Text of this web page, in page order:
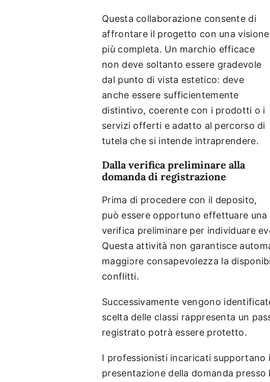
Questa collaborazione consente di
affrontare il progetto con una visione
più completa. Un marchio efficace
non deve soltanto essere gradevole
dal punto di vista estetico: deve
anche essere sufficientemente
distintivo, coerente con i prodotti o i
servizi offerti e adatto al percorso di
tutela che si intende intraprendere.
Dalla verifica preliminare alla
domanda di registrazione
Prima di procedere con il deposito,
può essere opportuno effettuare una
verifica preliminare per individuare
Questa attività non garantisce
maggiore consapevolezza la
conflitti.
Successivamente vengono
scelta delle classi rappresenta un
registrato potrà essere protetto.
I professionisti incaricati supportano
presentazione della domanda